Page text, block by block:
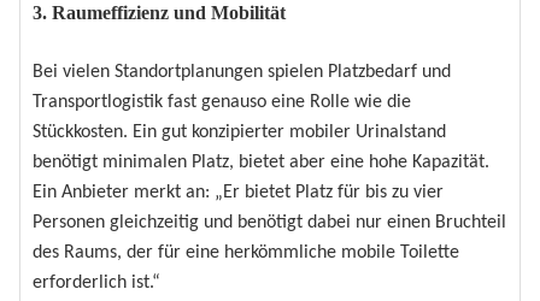
3. Raumeffizienz und Mobilität
Bei vielen Standortplanungen spielen Platzbedarf und
Transportlogistik fast genauso eine Rolle wie die
Stückkosten. Ein gut konzipierter mobiler Urinalstand
benötigt minimalen Platz, bietet aber eine hohe Kapazität.
Ein Anbieter merkt an: „Er bietet Platz für bis zu vier
Personen gleichzeitig und benötigt dabei nur einen Bruchteil
des Raums, der für eine herkömmliche mobile Toilette
erforderlich ist.“